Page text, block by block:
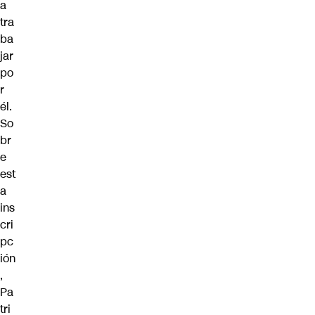
a
tra
ba
jar
po
r
él.
So
br
e
est
a
ins
cri
pc
ión
,
Pa
tri